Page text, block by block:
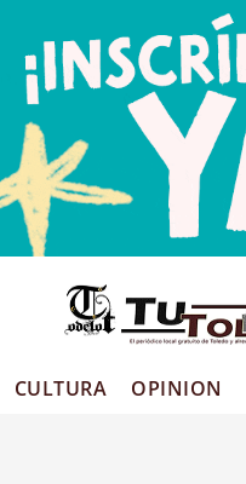
CULTURA OPINION